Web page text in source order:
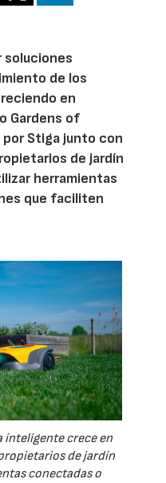
soluciones
de los
en
Gardens of
Stiga junto con
de jardín
herramientas
que faciliten
inteligente crece en
de jardín
conectadas o